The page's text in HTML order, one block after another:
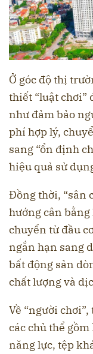
Ở góc độ thị
thiết “luật chơi”
như đảm bảo
phí hợp lý,
sang “ổn định
hiệu quả sử
Đồng thời, “sân
hướng cân
chuyển từ đầu
ngắn hạn sang
bất động sản
chất lượng và
Về “người
các chủ thể
năng lực, tệp